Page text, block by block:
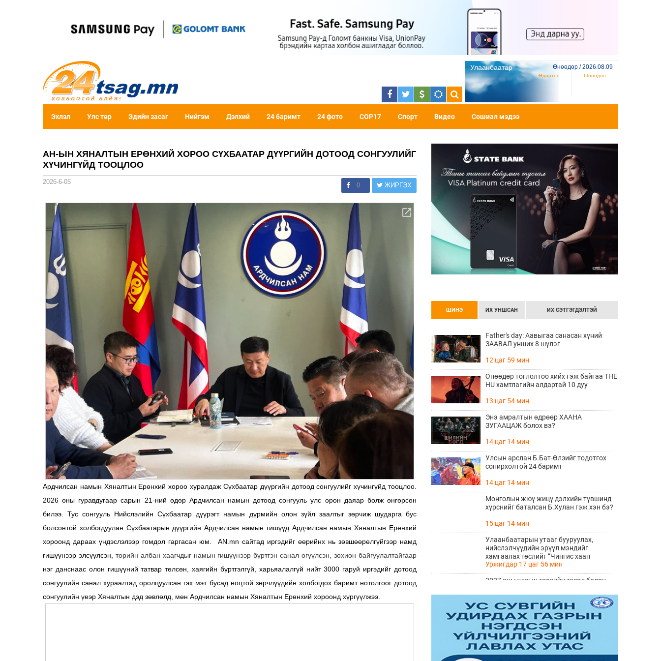
Улаанбаатар Өнөөдөр / 2026.08.09
Өдөртөө Шөнөдөө
Эхлэл Улс төр Эдийн засаг Нийгэм Дэлхий 24 баримт 24 фото COP17 Спорт Видео Сошиал мэдээ
АН-ЫН ХЯНАЛТЫН ЕРӨНХИЙ ХОРОО СҮХБААТАР ДҮҮРГИЙН ДОТООД СОНГУУЛИЙГ
ХҮЧИНГҮЙД ТООЦЛОО
2026-6-05 0 ЖИРГЭХ
Ардчилсан намын Хяналтын Ерөнхий хороо хуралдаж Сүхбаатар дүүргийн дотоод сонгуулийг хүчингүйд тооцлоо.
2026 оны гуравдугаар сарын 21-ний өдөр Ардчилсан намын дотоод сонгууль улс орон даяар болж өнгөрсөн
билээ. Тус сонгууль Нийслэлийн Сүхбаатар дүүрэгт намын дүрмийн олон зүйл заалтыг зөрчиж шударга бус
болсонтой холбогдуулан Сүхбаатарын дүүргийн Ардчилсан намын гишүүд Ардчилсан намын Хяналтын Ерөнхий
хороонд дараах үндэслэлээр гомдол гаргасан юм. AN.mn сайтад иргэдийг өөрийнх нь зөвшөөрөлгүйгээр намд
гишүүнээр элсүүлсэн, төрийн албан хаагчдыг намын гишүүнээр бүртгэн санал өгүүлсэн, зохион байгуулалтайгаар
нэг данснаас олон гишүүний татвар төлсөн, хаягийн бүртгэлгүй, харьяалалгүй нийт 3000 гаруй иргэдийг дотоод
сонгуулийн санал хураалтад оролцуулсан гэх мэт бусад ноцтой зөрчлүүдийн холбогдох баримт нотолгоог дотоод
сонгуулийн үеэр Хяналтын дэд зөвлөлд, мөн Ардчилсан намын Хяналтын Ерөнхий хороонд хүргүүлжээ.
ШИНЭ ИХ УНШСАН ИХ СЭТГЭГДЭЛТЭЙ
Father's day: Аавыгаа санасан хүний
ЗААВАЛ унших 8 шүлэг
12 цаг 59 мин
Өнөөдөр тоглолтоо хийх гэж байгаа THE
HU хамтлагийн алдартай 10 дуу
13 цаг 54 мин
Энэ амралтын өдрөөр ХААНА
ЗУГААЦАЖ болох вэ?
14 цаг 14 мин
Улсын арслан Б.Бат-Өлзийг тодотгох
сонирхолтой 24 баримт
14 цаг 14 мин
Монголын жюү жицү дэлхийн түвшинд
хүрснийг баталсан Б.Хулан гэж хэн бэ?
15 цаг 14 мин
Улаанбаатарын утааг бууруулах,
нийслэлчүүдийн эрүүл мэндийг
хамгаалах төслийг “Чингис хаан
баялгийн сан нэгдэл” ХХК-тай хамтран
хэрэгжүүлнэ
Уржигдар 17 цаг 56 мин
2027 оны улсын төсвийн төсөл болон
олон нийтийн хэлэлцүүлэг боллоо
Уржигдар 17 цаг 38 мин
Нийгмийн даатгалын сангийн хөрөнгө
7.6 тэрбум төгрөгөөр арвижлаа
Уржигдар 17 цаг 18 мин